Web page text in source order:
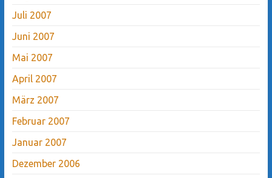
Juli 2007
Juni 2007
Mai 2007
April 2007
März 2007
Februar 2007
Januar 2007
Dezember 2006